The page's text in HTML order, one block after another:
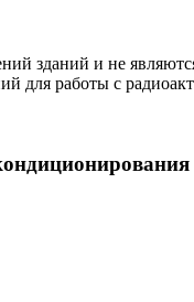
зданий и не
для работы с